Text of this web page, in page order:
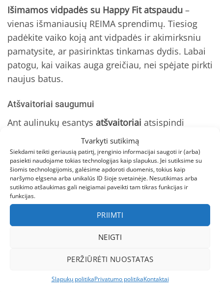
Tvarkyti sutikimą
Siekdami teikti geriausią patirtį, įrenginio informacijai saugoti ir (arba)
pasiekti naudojame tokias technologijas kaip slapukus. Jei sutiksime su
šiomis technologijomis, galėsime apdoroti duomenis, tokius kaip
naršymo elgsena arba unikalūs ID šioje svetainėje. Nesutikimas arba
sutikimo atšaukimas gali neigiamai paveikti tam tikras funkcijas ir
funkcijas.
PRIIMTI
NEIGTI
PERŽIŪRĖTI NUOSTATAS
Slapukų politikaPrivatumo politikaKontaktai
Išimamos vidpadės su Happy Fit atspaudu –
vienas išmaniausių REIMA sprendimų. Tiesiog
padėkite vaiko koją ant vidpadės ir akimirksniu
pamatysite, ar pasirinktas tinkamas dydis. Labai
patogu, kai vaikas auga greičiau, nei spėjate pirkti
naujus batus.
Atšvaitoriai saugumui
Ant aulinukų esantys atšvaitoriai atsispindi
automobilių žibintams – papildoma apsauga
temstant, ankstyvais rytais ar debesuotomis
dienomis, kai matomumas sumažėjęs.
Kokybė ir patikimumas
REIMA vaikiška apranga ir avalynė– tai
skandinaviškas prekių ženklas su daugiau nei 70
metų patirtimi kuriant aprangą ir avalynę
visas šio prekių ženklo vertybes: